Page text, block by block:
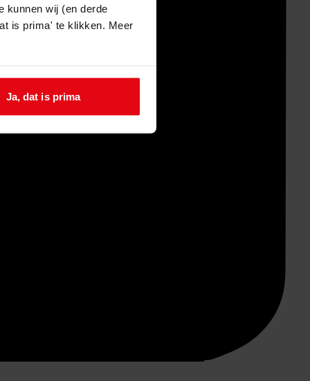
kunnen wij (en derde
is prima' te klikken. Meer
Ja, dat is prima